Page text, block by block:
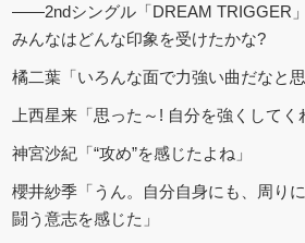
――2ndシングル「DREAM TRIGGER」
みんなはどんな印象を受けたかな?
橘二葉「いろんな面で力強い曲だなと思
上西星来「思った～! 自分を強くしてく
神宮沙紀「“攻め”を感じたよね」
櫻井紗季「うん。自分自身にも、周り
闘う意志を感じた」